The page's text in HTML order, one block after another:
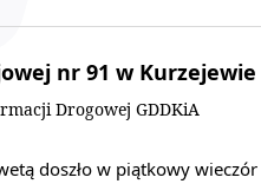
nr 91 w Kurzejewie
Drogowej GDDKiA
doszło w piątkowy